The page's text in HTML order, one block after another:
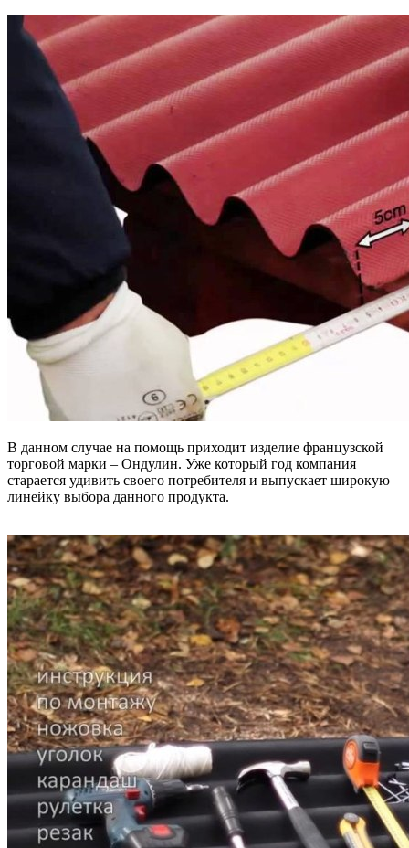
В данном случае на помощь приходит изделие французской
торговой марки – Ондулин. Уже который год компания
старается удивить своего потребителя и выпускает широкую
линейку выбора данного продукта.